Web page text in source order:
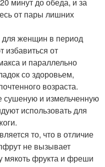
от пары лишних
женщин в период
избавиться от
и параллельно
со здоровьем,
возраста.
сушеную и измельченную
использовать для
то, что в отличие
не вызывает
мякоть фрукта и фреши